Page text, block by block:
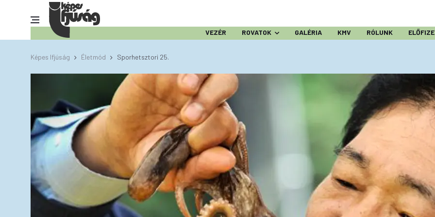
VEZÉR ROVATOK GALÉRIA KMV RÓLUNK
Képes Ifjúság Életmód Sporhetsztori 25.